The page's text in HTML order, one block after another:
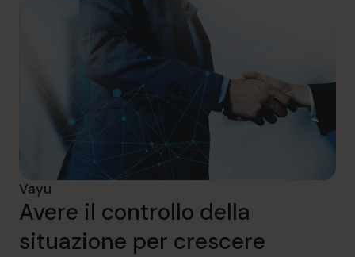
Vayu
Avere il controllo della
situazione per crescere